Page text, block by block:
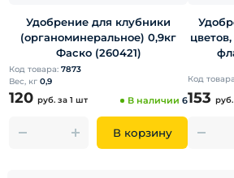
Удобрение для клубники
(органоминеральное) 0,9кг
Фаско (260421)
Код товара: 7873
Вес, кг 0,9
120 руб. за 1 шт В наличии 6
В корзину
Код
153 руб.